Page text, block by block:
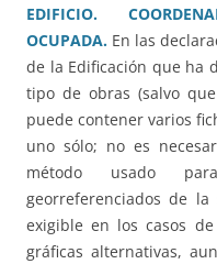
EDIFICIO.
OCUPADA. En las
de la Edificación que ha
tipo de obras (salvo
puede contener varios
uno sólo; no es
método usado
georreferenciados de
exigible en los casos
gráficas alternativas,